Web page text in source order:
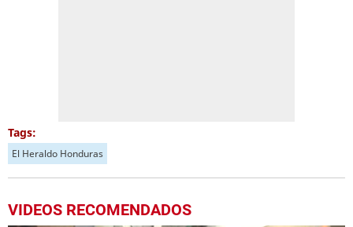
Tags:
El Heraldo Honduras
VIDEOS RECOMENDADOS